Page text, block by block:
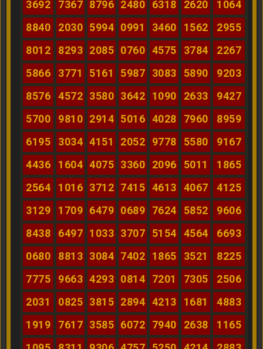
3692
7367 8796 2480 6318 2620
1064
8840
2030 5994 0991 3460 1562
2955
8012
8293 2085 0760 4575 3784
2267
5866
3771 5161 5987 3083 5890
9203
8576
4572 3580 3642 1090 2633
9427
5700
9810 2914 5016 4028 7960
8959
6195
3034 4151 2052 9778 5580
9167
4436
1604 4075 3360 2096 5011
1865
2564
1016 3712 7415 4613 4067
4125
3129
1709 6479 0689 7624 5852
9606
8438
6497 1033 3707 5154 4564
6693
0680
8813 3084 7402 1865 3521
8225
7775
9663 4293 0814 7201 7305
2506
2031
0825 3815 2894 4213 1681
4883
1919
7617 3585 6072 7940 2638
1165